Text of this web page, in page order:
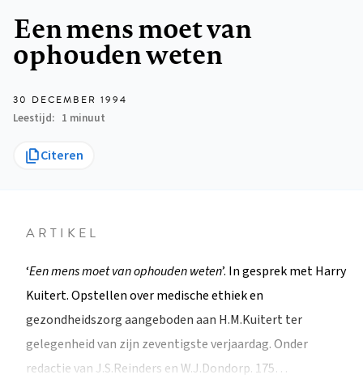
Een mens moet van
ophouden weten
30 DECEMBER 1994
Leestijd
1 minuut
Citeren
ARTIKEL
‘Een mens moet van ophouden weten’. In gesprek met Harry
Kuitert. Opstellen over medische ethiek en
gezondheidszorg aangeboden aan H.M.Kuitert ter
gelegenheid van zijn zeventigste verjaardag. Onder
redactie van J.S.Reinders en W.J.Dondorp. 175…